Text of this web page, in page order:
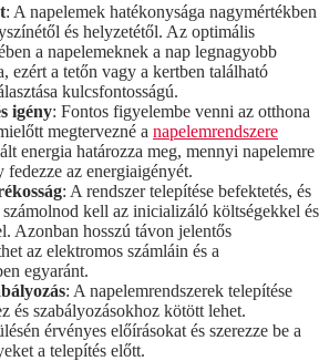
: A napelemek hatékonysága nagymértékben
és helyzetétől. Az optimális
a napelemeknek a nap legnagyobb
ezért a tetőn vagy a kertben található
kulcsfontosságú.
igény: Fontos figyelembe venni az otthona
megtervezné a napelemrendszere
energia határozza meg, mennyi napelemre
fedezze az energiaigényét.
: A rendszer telepítése befektetés, és
kell az inicializáló költségekkel és
Azonban hosszú távon jelentős
az elektromos számláin és a
egyaránt.
: A napelemrendszerek telepítése
és szabályozásokhoz kötött lehet.
érvényes előírásokat és szerezze be a
a telepítés előtt.